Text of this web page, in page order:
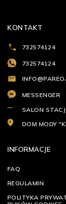
KONTAKT
732574124
732574124
MESSENGER
SALON
DOM MODY
INFORMACJE
FAQ
REGULAMIN
POLITYKA